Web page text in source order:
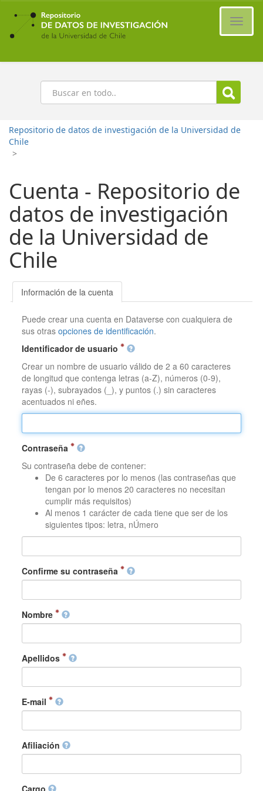
Ir
contenido
principal
Buscar
Repositorio de datos de investigación de la Universidad de
Chile
>
Cuenta - Repositorio de
datos de investigación
de la Universidad de
Chile
Información de la cuenta
Puede crear una cuenta en Dataverse con cualquiera de
sus otrasopciones de identificación.
Identificador de usuario
Crear un nombre de usuario válido de 2 a 60 caracteres
de longitud que contenga letras (a-Z), números (0-9),
rayas (-), subrayados (_), y puntos (.) sin caracteres
acentuados ni eñes.
Contraseña
Su contraseña debe de contener:
De 6 caracteres por lo menos (las contraseñas que
tengan por lo menos 20 caracteres no necesitan
cumplir más requisitos)
Al menos 1 carácter de cada tiene que ser de los
siguientes tipos: letra, nÚmero
Confirme su contraseña
Nombre
Apellidos
E-mail
Afiliación
Cargo